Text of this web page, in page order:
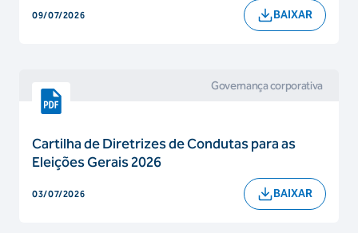
09/07/2026 BAIXAR
Governança corporativa
Cartilha de Diretrizes de Condutas para as
Eleições Gerais 2026
03/07/2026 BAIXAR